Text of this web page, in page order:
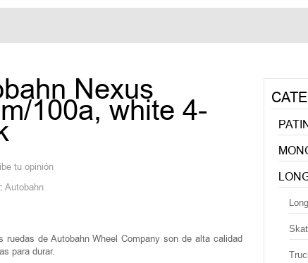
Nexus
100a, white 4-
tu opinión
Autobahn
ruedas de Autobahn Wheel Company son de alta calidad
para durar.